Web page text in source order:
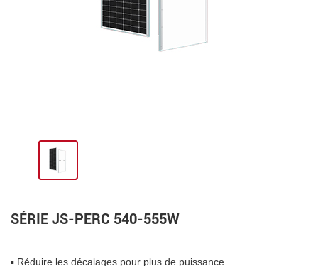
SÉRIE JS-PERC 540-555W
▪ Réduire les décalages pour plus de puissance